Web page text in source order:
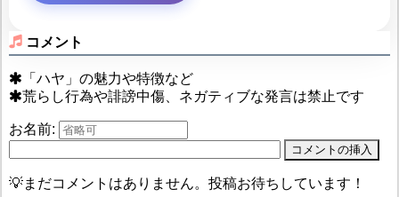
コメント
「ハヤ」の魅力や特徴など
荒らし行為や誹謗中傷、ネガティブな発言は禁止です
お名前:
💡まだコメントはありません。投稿お待ちしています！